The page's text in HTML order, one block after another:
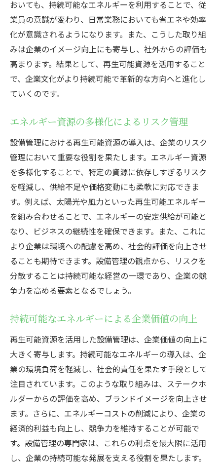
おいても、持続可能なエネルギーを利用することで、従
業員の意識が変わり、日常業務においても省エネや効率
化が意識されるようになります。また、こうした取り組
みは企業のイメージ向上にも寄与し、社外からの評価も
高まります。結果として、再生可能資源を活用すること
で、企業文化がより持続可能で革新的な方向へと進化し
ていくのです。
エネルギー資源の多様化によるリスク管理
設備管理における再生可能資源の導入は、企業のリスク
管理において重要な役割を果たします。エネルギー資源
を多様化することで、特定の資源に依存しすぎるリスク
を軽減し、供給不足や価格変動にも柔軟に対応できま
す。例えば、太陽光や風力といった再生可能エネルギー
を組み合わせることで、エネルギーの安定供給が可能と
なり、ビジネスの継続性を確保できます。また、これに
より企業は環境への配慮を高め、社会的評価を向上させ
ることも期待できます。設備管理の観点から、リスクを
分散することは持続可能な経営の一環であり、企業の競
争力を高める要素となるでしょう。
持続可能なエネルギーによる企業価値の向上
再生可能資源を活用した設備管理は、企業価値の向上に
大きく寄与します。持続可能なエネルギーの導入は、企
業の環境負荷を軽減し、社会的責任を果たす手段として
注目されています。このような取り組みは、ステークホ
ルダーからの評価を高め、ブランドイメージを向上させ
ます。さらに、エネルギーコストの削減により、企業の
経済的利益も向上し、競争力を維持することが可能で
す。設備管理の専門家は、これらの利点を最大限に活用
し、企業の持続可能な発展を支える役割を果たします。